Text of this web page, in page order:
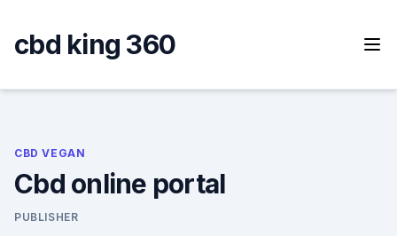
content
cbd king 360
CBD VEGAN
Cbd online portal
PUBLISHER